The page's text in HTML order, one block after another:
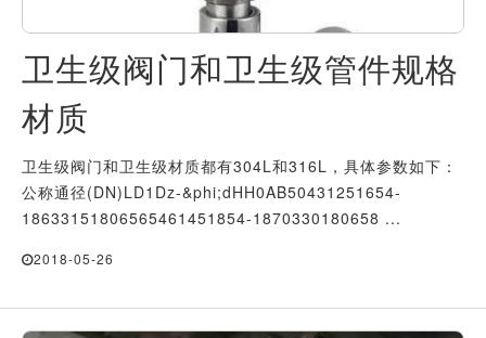
卫生级阀门和卫生级管件规格
材质
卫生级阀门和卫生级材质都有304L和316L，具体参数如下：
公称通径(DN)LD1Dz-&phi;dHH0AB50431251654-
18633151806565461451854-1870330180658 ...
2018-05-26